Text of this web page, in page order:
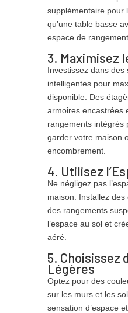
supplémentaire pour
qu’une table basse
espace de
3. Maximisez
Investissez dans
intelligentes pour
disponible. Des
armoires encastrées
rangements intégrés
garder votre maison
encombrement.
4. Utilisez
Ne négligez pas
maison. Installez
des rangements
l’espace au sol et
aéré.
5. Choisissez
Légères
Optez pour des
sur les murs et les
sensation d’espace